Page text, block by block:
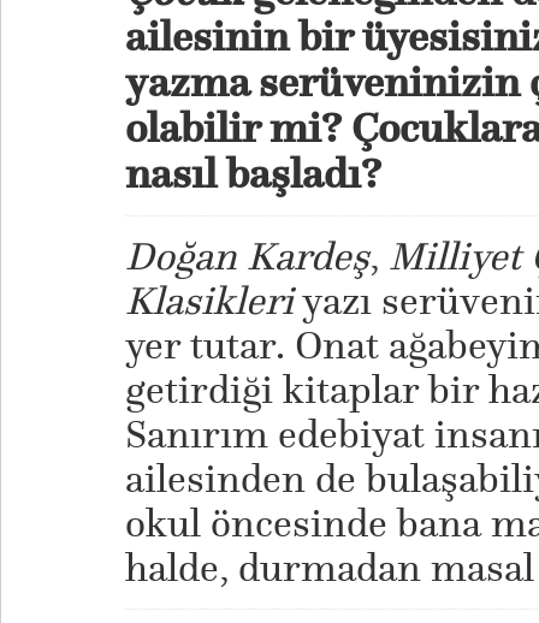
ailesinin bir
yazma serüveninizin
olabilir mi?
nasıl başladı?
Doğan Kardeş, Milliyet
Klasikleriyazı
yer tutar. Onat
getirdiği kitaplar bir
Sanırım edebiyat
ailesinden de
okul öncesinde bana
halde, durmadan